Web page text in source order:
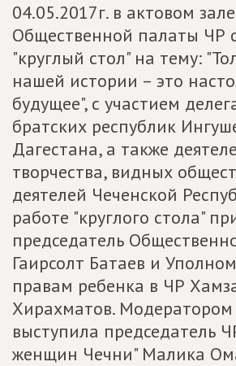
04.05.2017г. в актовом зале
Общественной палаты ЧР
"круглый стол" на тему:
нашей истории – это
будущее", с участием
братских республик
Дагестана, а также
творчества, видных
деятелей Чеченской
работе "круглого стола"
председатель
Гаирсолт Батаев и
правам ребенка в ЧР
Хирахматов. Модератором
выступила председатель
женщин Чечни" Малика